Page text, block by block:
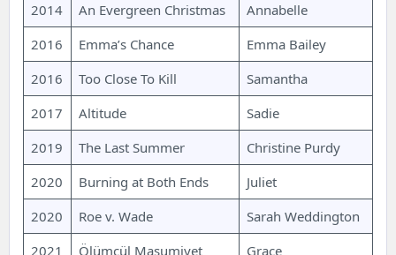
2014
An Evergreen Christmas
Annabelle
2016
Emma’s Chance
Emma Bailey
2016
Too Close To Kill
Samantha
2017
Altitude
Sadie
2019
The Last Summer
Christine Purdy
2020
Burning at Both Ends
Juliet
2020
Roe v. Wade
Sarah Weddington
2021
Ölümcül Masumiyet Grace